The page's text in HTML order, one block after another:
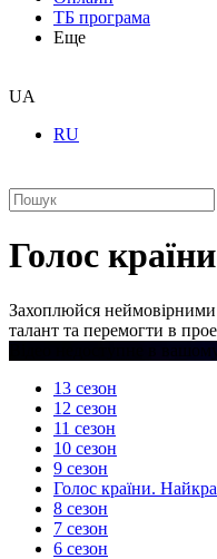
ТБ програма
Еще
UA
RU
Голос країни
Захоплюйся
талант та перемогти в
Відео недоступне в
13 сезон
12 сезон
11 сезон
10 сезон
9 сезон
Голос країни.
8 сезон
7 сезон
6 сезон